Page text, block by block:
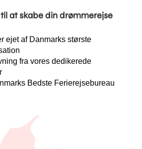
at skabe din drømmerejse
ejet af Danmarks største
fra vores dedikerede
Bedste Ferierejsebureau